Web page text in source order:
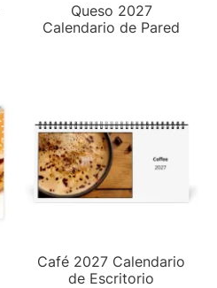
Queso 2027
Calendario de Pared
Café 2027 Calendario
de Escritorio